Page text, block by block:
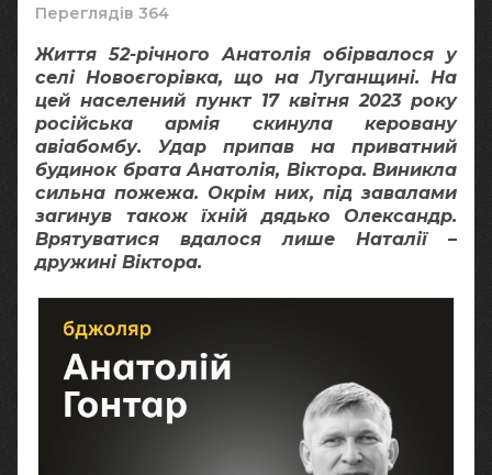
Переглядів 364
Життя 52-річного Анатолія обірвалося у
селі Новоєгорівка, що на Луганщині. На
цей населений пункт 17 квітня 2023 року
російська армія скинула керовану
авіабомбу. Удар припав на приватний
будинок брата Анатолія, Віктора. Виникла
сильна пожежа. Окрім них, під завалами
загинув також їхній дядько Олександр.
Врятуватися вдалося лише Наталії –
дружині Віктора.